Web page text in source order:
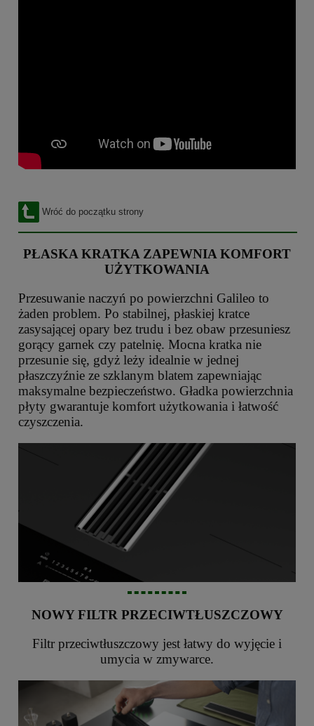
Wróć do początku strony
PŁASKA KRATKA ZAPEWNIA KOMFORT
UŻYTKOWANIA
Przesuwanie naczyń po powierzchni Galileo to
żaden problem. Po stabilnej, płaskiej kratce
zasysającej opary bez trudu i bez obaw przesuniesz
gorący garnek czy patelnię. Mocna kratka nie
przesunie się, gdyż leży idealnie w jednej
płaszczyźnie ze szklanym blatem zapewniając
maksymalne bezpieczeństwo. Gładka powierzchnia
płyty gwarantuje komfort użytkowania i łatwość
czyszczenia.
NOWY FILTR PRZECIWTŁUSZCZOWY
Filtr przeciwtłuszczowy jest łatwy do wyjęcie i
umycia w zmywarce.